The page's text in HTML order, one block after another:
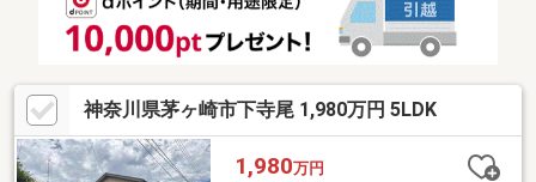
神奈川県茅ヶ崎市下寺尾 1,980万円 5LDK
1,980万円